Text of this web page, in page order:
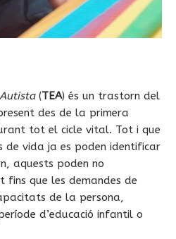
(TEA) és un trastorn del
des de la primera
tot el cicle vital. Tot i que
de vida ja es poden identificar
aquests poden no
que les demandes de
de la persona,
d’educació infantil o